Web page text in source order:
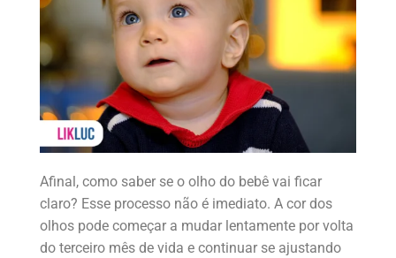
Afinal, como saber se o olho do bebê vai ficar
claro? Esse processo não é imediato. A cor dos
olhos pode começar a mudar lentamente por volta
do terceiro mês de vida e continuar se ajustando